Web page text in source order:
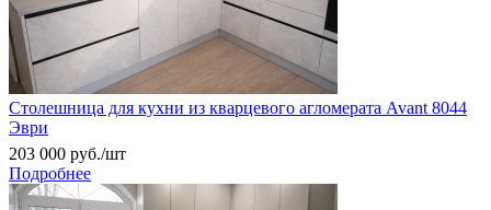
Столешница для кухни из кварцевого агломерата Avant 8044
Эври
203 000 руб./шт
Подробнее